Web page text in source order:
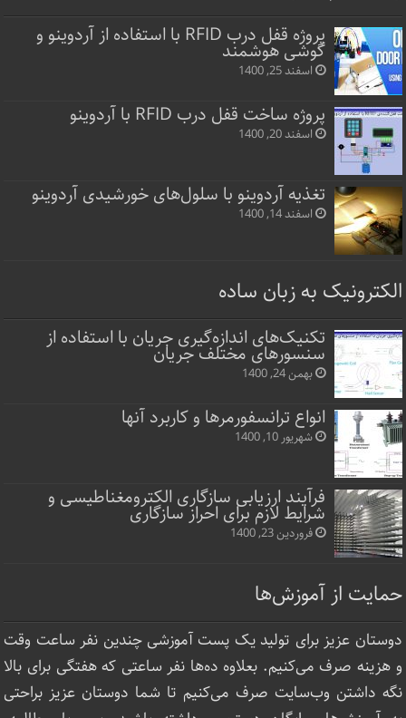
پروژه قفل‌ درب RFID با استفاده از آردوینو و
گوشی هوشمند
اسفند 25, 1400
پروژه ساخت قفل‌ درب RFID با آردوینو
اسفند 20, 1400
تغذیه آردوینو با سلول‌های خورشیدی آردوینو
اسفند 14, 1400
الکترونیک به زبان ساده
تکنیک‌های اندازه‌گیری جریان با استفاده از
سنسورهای مختلف جریان
بهمن 24, 1400
انواع ترانسفورمرها و کاربرد آنها
شهریور 10, 1400
فرآیند ارزیابی سازگاری الکترومغناطیسی و
شرایط لازم برای احراز سازگاری
فروردین 23, 1400
حمایت از آموزش‌ها
دوستان عزیز برای تولید یک پست آموزشی چندین نفر ساعت‌ وقت
و هزینه صرف می‌کنیم. بعلاوه ده‌ها نفر ساعتی که هفتگی برای بالا
نگه داشتن وب‌سایت صرف ‌می‌کنیم تا شما دوستان عزیز براحتی